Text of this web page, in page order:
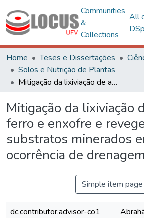
Communities
&
Collections
All
Home Teses e Dissertações
Solos e Nutrição de Plantas
Mitigação da lixiviação de arsênio, ferro e enxofre e revegetação de substratos minerados em área de ocorrência de drenagem ácida
Mitigação da lixiviação
ferro e enxofre e
substratos minerados
ocorrência de
Simple item page
dc.contributor.advisor-co1